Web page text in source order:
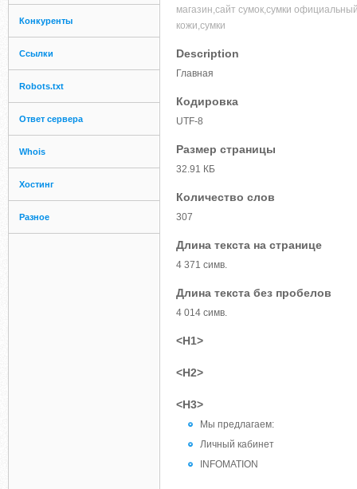
Конкуренты
Ссылки
Robots.txt
Ответ сервера
Whois
Хостинг
Разное
магазин,сайт сумок,сумки
кожи,сумки
Description
Главная
Кодировка
UTF-8
Размер страницы
32.91 КБ
Количество слов
307
Длина текста на странице
4 371 симв.
Длина текста без пробелов
4 014 симв.
<H1>
<H2>
<H3>
Мы предлагаем:
Личный кабинет
INFOMATION